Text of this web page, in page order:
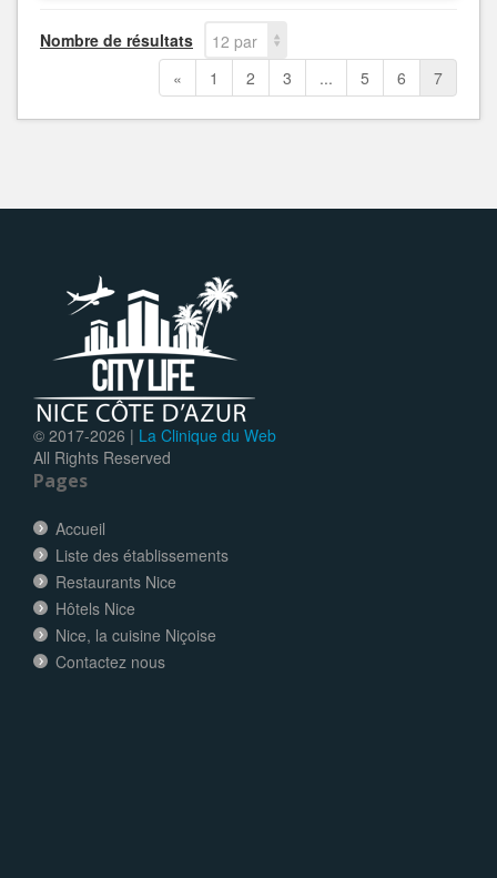
Nombre de résultats
12 par
page
« 1 2 3 ... 5 6 7
© 2017-2026 | La Clinique du Web
All Rights Reserved
Pages
Accueil
Liste des établissements
Restaurants Nice
Hôtels Nice
Nice, la cuisine Niçoise
Contactez nous